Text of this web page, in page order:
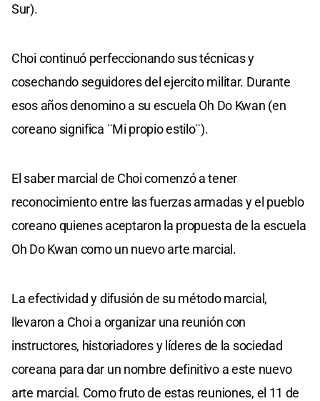
Sur).
Choi continuó perfeccionando sus técnicas y
cosechando seguidores del ejercito militar. Durante
esos años denomino a su escuela Oh Do Kwan (en
coreano significa ¨Mi propio estilo¨).
El saber marcial de Choi comenzó a tener
reconocimiento entre las fuerzas armadas y el pueblo
coreano quienes aceptaron la propuesta de la escuela
Oh Do Kwan como un nuevo arte marcial.
La efectividad y difusión de su método marcial,
llevaron a Choi a organizar una reunión con
instructores, historiadores y líderes de la sociedad
coreana para dar un nombre definitivo a este nuevo
arte marcial. Como fruto de estas reuniones, el 11 de